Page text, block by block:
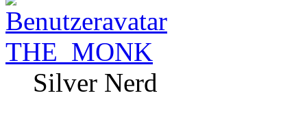
THE_MONK
Silver Nerd